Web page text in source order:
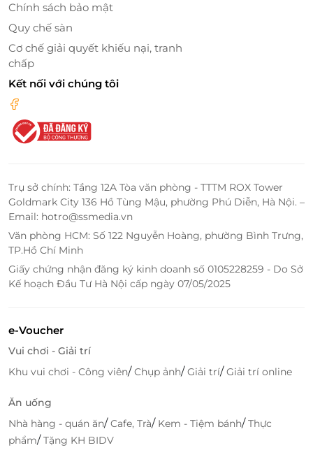
Bạn sẽ thích thú trước bữa tiệc tối hải sản thịnh soạn
luôn là lựa chọn hàng đầu cho một cuối tuần sum
vầy cùng gia đình hoặc hội tụ bạn bè. Cùng nhau
chia sẻ những khoảnh khắc đáng nhớ tại nhà hàng
Café Central An Đông với diện mạo buffet hoàn toàn
Chính sách bảo mật
Quy chế sàn
Cơ chế giải quyết khiếu nại, tranh
chấp
Kết nối với chúng tôi
Trụ sở chính: Tầng 12A Tòa văn phòng - TTTM ROX Tower
Goldmark City 136 Hồ Tùng Mậu, phường Phú Diễn, Hà Nội. –
Email: hotro@ssmedia.vn
Văn phòng HCM: Số 122 Nguyễn Hoàng, phường Bình Trưng,
TP.Hồ Chí Minh
Giấy chứng nhận đăng ký kinh doanh số 0105228259 - Do Sở
Kế hoạch Đầu Tư Hà Nội cấp ngày 07/05/2025
e-Voucher
Vui chơi - Giải trí
Khu vui chơi - Công viên/Chụp ảnh/Giải trí/Giải trí online
Ăn uống
Nhà hàng - quán ăn/Cafe, Trà/ Kem - Tiệm bánh/Thực
phẩm/Tặng KH BIDV